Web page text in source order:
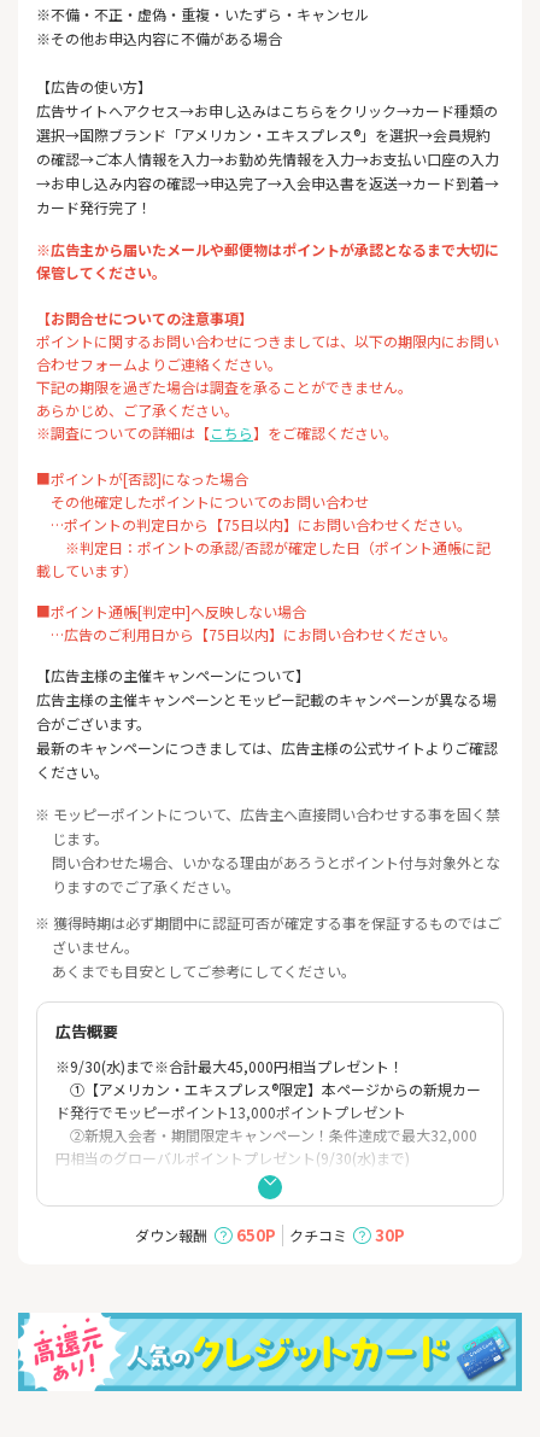
※不備・不正・虚偽・重複・いたずら・キャンセル
※その他お申込内容に不備がある場合
【広告の使い方】
広告サイトへアクセス→お申し込みはこちらをクリック→カード種類の
選択→国際ブランド「アメリカン・エキスプレス®」を選択→会員規約
の確認→ご本人情報を入力→お勤め先情報を入力→お支払い口座の入力
→お申し込み内容の確認→申込完了→入会申込書を返送→カード到着→
カード発行完了！
※広告主から届いたメールや郵便物はポイントが承認となるまで大切に
保管してください。
【お問合せについての注意事項】
ポイントに関するお問い合わせにつきましては、以下の期限内にお問い
合わせフォームよりご連絡ください。
下記の期限を過ぎた場合は調査を承ることができません。
あらかじめ、ご了承ください。
※調査についての詳細は【こちら】をご確認ください。
■ポイントが[否認]になった場合
その他確定したポイントについてのお問い合わせ
…ポイントの判定日から【75日以内】にお問い合わせください。
※判定日：ポイントの承認/否認が確定した日（ポイント通帳に記
載しています）
■ポイント通帳[判定中]へ反映しない場合
…広告のご利用日から【75日以内】にお問い合わせください。
【広告主様の主催キャンペーンについて】
広告主様の主催キャンペーンとモッピー記載のキャンペーンが異なる場
合がございます。
最新のキャンペーンにつきましては、広告主様の公式サイトよりご確認
ください。
※ モッピーポイントについて、広告主へ直接問い合わせする事を固く禁
じます。
問い合わせた場合、いかなる理由があろうとポイント付与対象外とな
りますのでご了承ください。
※ 獲得時期は必ず期間中に認証可否が確定する事を保証するものではご
ざいません。
あくまでも目安としてご参考にしてください。
広告概要
※9/30(水)まで※合計最大45,000円相当プレゼント！
①【アメリカン・エキスプレス®限定】本ページからの新規カー
ド発行でモッピーポイント13,000ポイントプレゼント
②新規入会者・期間限定キャンペーン！条件達成で最大32,000
円相当のグローバルポイントプレゼント(9/30(水)まで)
初年度年会費無料（*1）で持てる、安心と信頼のゴールドカー
元！（*3）
■新規入会者・期間限定キャンペーン！条件達成で最大32,000円
相当のグローバルポイントプレゼント！
└新規入会特典で12,000円相当のグローバルポイントプレゼン
ダウン報酬 650P クチコミ 30P